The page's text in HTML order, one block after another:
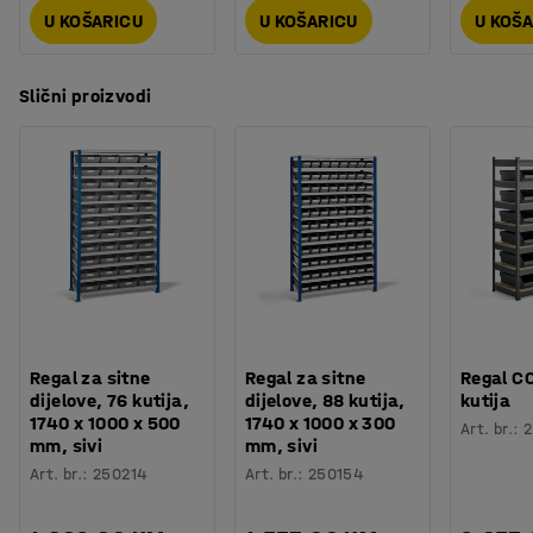
U KOŠARICU U KOŠARICU U
Slični proizvodi
Regal za sitne
dijelove, 76 kutija,
1740 x 1000 x 500
mm, sivi
Art. br.: 250214
Regal za sitne
dijelove, 88 kutija,
1740 x 1000 x 300
mm, sivi
Art. br.: 250154
Regal
kutija
Art. br.: